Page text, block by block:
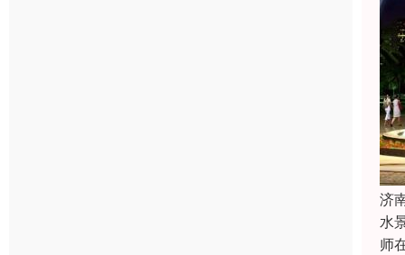
济
水
师